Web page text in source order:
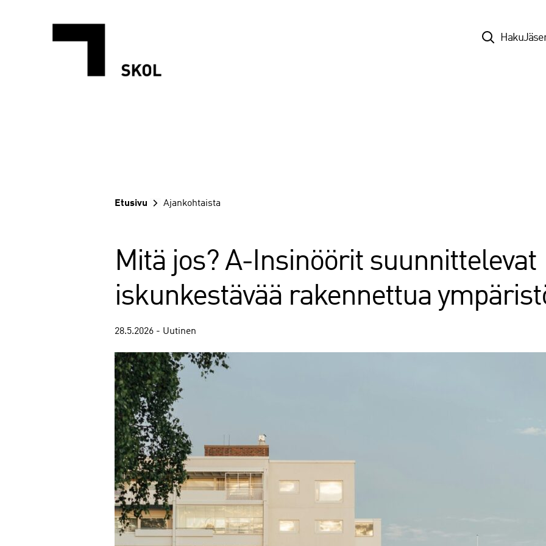
TopHaku
Etusivu Ajankohtaista
Mitä jos? A-Insinöörit suunnittelevat
iskunkestävää rakennettua
28.5.2026 - Uutinen